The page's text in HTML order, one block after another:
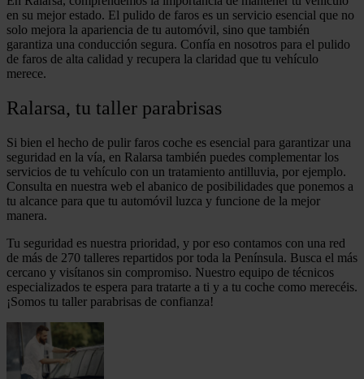
en su mejor estado. El pulido de faros es un servicio esencial que no
solo mejora la apariencia de tu automóvil, sino que también
garantiza una conducción segura. Confía en nosotros para el pulido
de faros de alta calidad y recupera la claridad que tu vehículo
merece.
Ralarsa, tu taller parabrisas
Si bien el hecho de pulir faros coche es esencial para garantizar una
seguridad en la vía, en Ralarsa también puedes complementar los
servicios de tu vehículo con un tratamiento antilluvia, por ejemplo.
Consulta en nuestra web el abanico de posibilidades que ponemos a
tu alcance para que tu automóvil luzca y funcione de la mejor
manera.
Tu seguridad es nuestra prioridad, y por eso contamos con una red
de más de 270 talleres repartidos por toda la Península. Busca el más
cercano y visítanos sin compromiso. Nuestro equipo de técnicos
especializados te espera para tratarte a ti y a tu coche como merecéis.
¡Somos tu taller parabrisas de confianza!